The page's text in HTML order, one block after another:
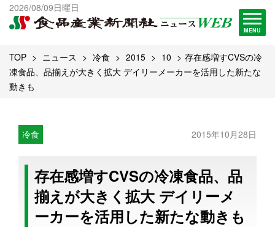
2026/08/09日曜日
MENU
出版物一覧へ
試読・購読申し込み
TOP ニュース 冷食 2015 10
存在感増すCVSの冷
凍食品、品揃えが大きく拡大 デイリーメーカーを活用した新たな
動きも
冷食 2015年10月28日
存在感増すCVSの冷凍食品、品
揃えが大きく拡大 デイリーメ
ーカーを活用した新たな動きも